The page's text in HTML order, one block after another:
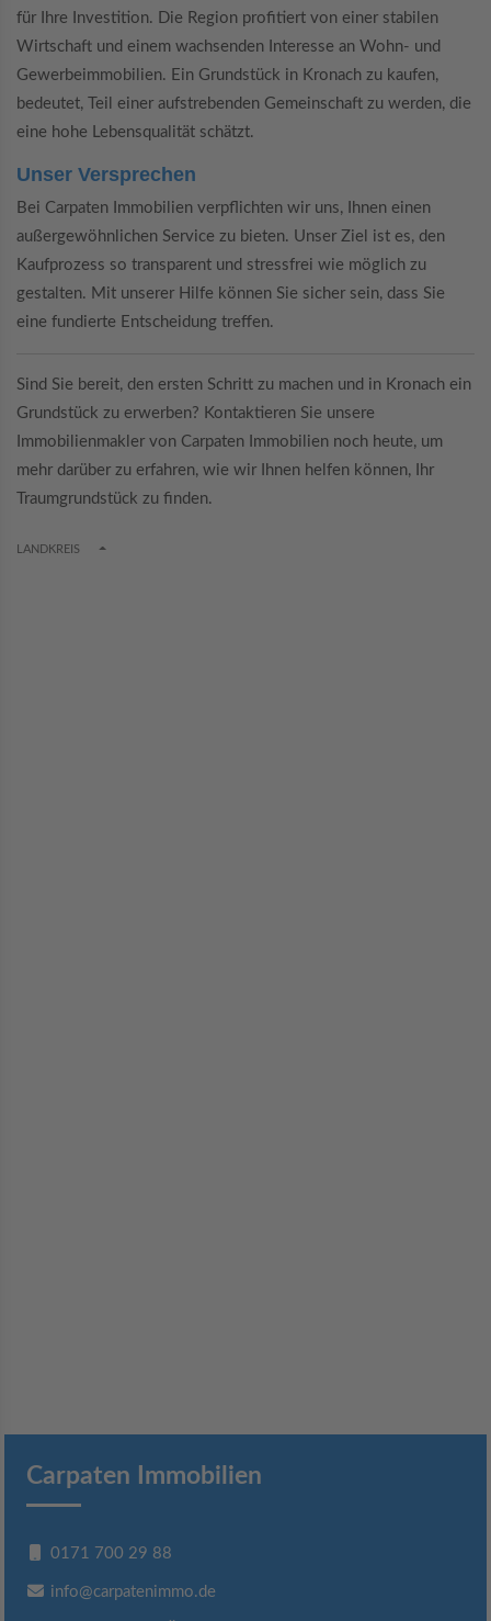
für Ihre Investition. Die Region profitiert von einer stabilen
Wirtschaft und einem wachsenden Interesse an Wohn- und
Gewerbeimmobilien. Ein Grundstück in Kronach zu kaufen,
bedeutet, Teil einer aufstrebenden Gemeinschaft zu werden, die
eine hohe Lebensqualität schätzt.
Unser Versprechen
Bei Carpaten Immobilien verpflichten wir uns, Ihnen einen
außergewöhnlichen Service zu bieten. Unser Ziel ist es, den
Kaufprozess so transparent und stressfrei wie möglich zu
gestalten. Mit unserer Hilfe können Sie sicher sein, dass Sie
eine fundierte Entscheidung treffen.
Sind Sie bereit, den ersten Schritt zu machen und in Kronach ein
Grundstück zu erwerben? Kontaktieren Sie unsere
Immobilienmakler von Carpaten Immobilien noch heute, um
mehr darüber zu erfahren, wie wir Ihnen helfen können, Ihr
Traumgrundstück zu finden.
LANDKREIS TOGGLE DROPDOWN
Carpaten Immobilien
0171 700 29 88
info@carpatenimmo.de